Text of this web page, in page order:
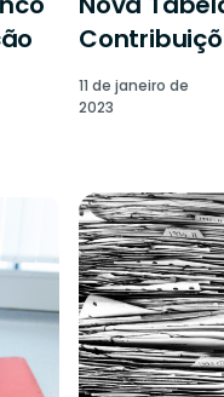
11 de janeiro de
2023